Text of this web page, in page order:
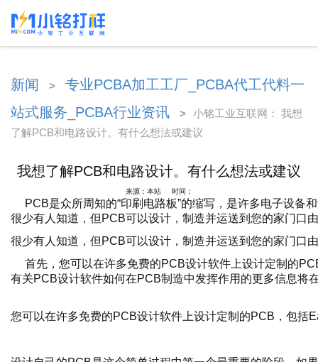
新闻 >
专业PCBA加工工厂_PCBA代工代料一
站式服务_PCBA行业资讯
>
小铭工业互联网： 我想
了解PCB和电路设计。有什么想法或建议
我想了解PCB和电路设计。有什么想法或建议
来源：本站 时间：
PCB是众所周知的“印刷电路板”的缩写，是许多电子设
很少有人知道，但PCB可以设计，制造并运送到您的家门口
很少有人知道，但PCB可以设计，制造并运送到您的家门口
首先，您可以在许多免费的PCB设计软件上设计定制的
有关PCB设计软件如何在PCB制造中发挥作用的更多信息将
您可以在许多免费的PCB设计软件上设计定制的PCB，包括